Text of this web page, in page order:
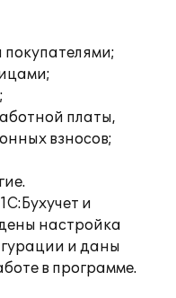
платы,
взносов;
и
настройка
и даны
в программе.